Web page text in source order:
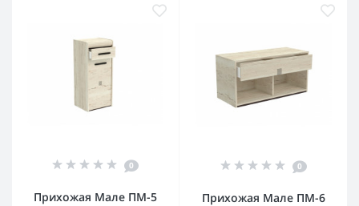
0
Прихожая Мале ПМ-5
0
Прихожая Мале ПМ-6